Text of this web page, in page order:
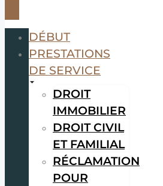
DÉBUT
PRESTATIONS
DE SERVICE
DROIT
IMMOBILIER
DROIT CIVIL
ET FAMILIAL
RÉCLAMATION
POUR